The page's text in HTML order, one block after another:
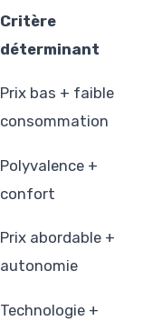
Critère
déterminant
Prix bas + faible
consommation
Polyvalence +
confort
Prix abordable +
autonomie
Technologie +